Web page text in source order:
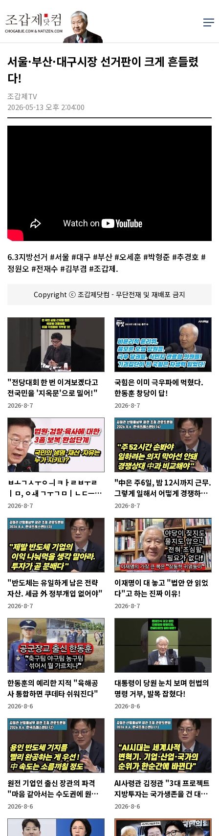
서울·부산·대구시장 선거판이 크게 흔들렸
다!
조갑제TV
2026-05-13 오후 2:04:00
6.3지방선거 #서울 #대구 #부산 #오세훈 #박형준 #추경호 #
정원오 #전재수 #김부겸 #조갑제.
Copyright ⓒ 조갑제닷컴 - 무단전재 및 재배포 금지
"전당대회 한 번 이겨보겠다고
전국민을 '지옥문'으로 밀어!"
2026-8-7
국힘은 이미 극우파에 먹혔다.
한동훈 창당이 답!
2026-8-7
ㅂㅗㄱㅅㅜㅇㅢ ㅋㅏㄹㅂㅜㄹ
ㅣㅁ, ㅇㅙ ㄱㅜㄱㅁㅣㄴㄷㅡㄹ
ㅇㅣ ㄷㅏㅇㅎㅐㅇㅑ ㅎㅏㄴㅏ?
2026-8-7
"中은 주6일, 밤 12시까지 근무.
그렇게 일해서 어떻게 경쟁하냐
반문하더라"
2026-8-7
"반도체는 유일하게 남은 전략
자산. 세금 外 정부개입 없어야"
2026-8-7
이재명이 대 놓고 "법안 안 읽었
다"고 하는 진짜 이유!
2026-8-7
한동훈의 예리한 지적 "육해공
사 통합하면 쿠데타 쉬워진다"
2026-8-6
대통령이 당원 눈치 보며 헌법의
명령 거부, 발목 잡혔다!
2026-8-6
원전 기업인 출신 장관의 파격
"마음 같아서는 수도권에 원전
짓고싶다"
2026-8-6
AI사령관 김정관 "3대 프로젝트
지방투자는 국가생존을 건 대전
략"
2026-8-6